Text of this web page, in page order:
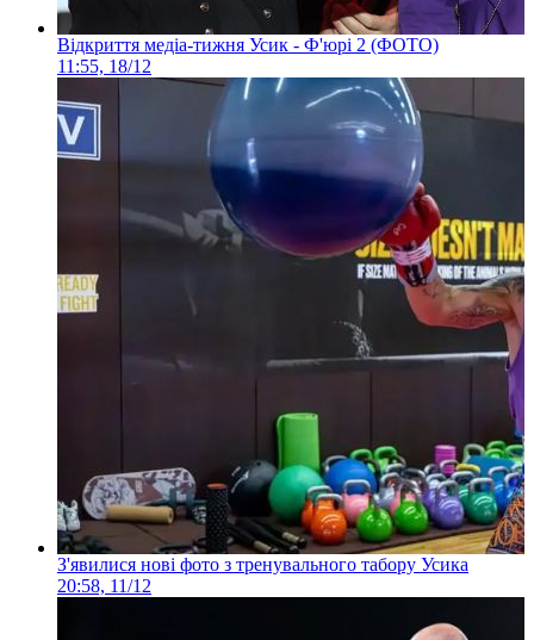
Відкриття медіа-тижня Усик - Ф'юрі 2 (ФОТО)
11:55, 18/12
З'явилися нові фото з тренувального табору Усика
20:58, 11/12